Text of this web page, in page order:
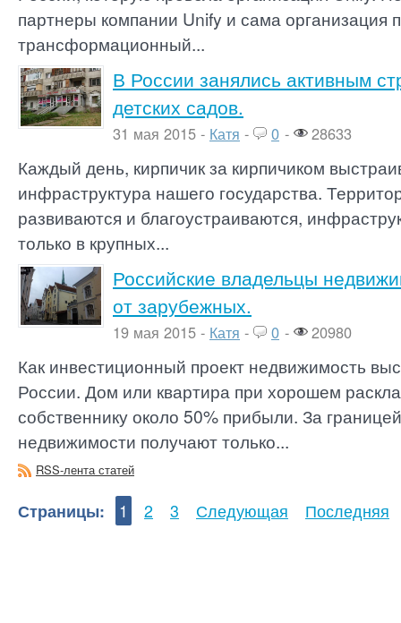
партнеры компании Unify и сама организация
трансформационный...
В России занялись активным
детских садов.
31 мая 2015 - Катя - 0 - 28633
Каждый день, кирпичик за кирпичиком
инфраструктура нашего государства.
развиваются и благоустраиваются,
только в крупных...
Российские владельцы
от зарубежных.
19 мая 2015 - Катя - 0 - 20980
Как инвестиционный проект недвижимость
России. Дом или квартира при хорошем
собственнику около 50% прибыли. За
недвижимости получают только...
RSS-лента статей
Страницы: 1 2 3 Следующая Последняя